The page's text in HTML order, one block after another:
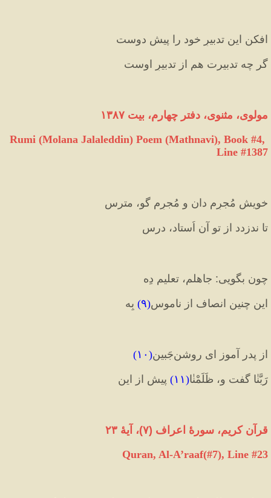
افکن این تدبیرِ خود را پیشِ دوست
گر چه تدبیرت هم از تدبیرِ اوست‏
مولوی، مثنوی، دفتر چهارم، بیت ۱۳۸۷
Rumi (Molana Jalaleddin) Poem (Mathnavi), Book #4,
Line #1387
خویش مُجرِم دان و مُجرِم گو، مترس
تا ندزدد از تو آن اُستاد، درس
چون بگویی: جاهلم، تعلیم دِه
این چنین انصاف از ناموس(۹) بِه
از پدر آموز ای روشن‌جَبین ( ۱۰)
رَبَّنٰا گفت و، ظَلَمْنٰا(۱۱) پیش از این
قرآن کریم، سورهٔ اعراف (۷)، آیهٔ ۲۳
Quran, Al-A’raaf(#7), Line #23